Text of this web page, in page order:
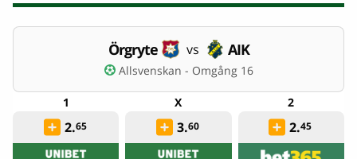
Örgryte vs AIK
Allsvenskan - Omgång 16
2.65 3.60 2.45